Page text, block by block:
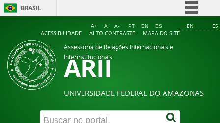
BRASIL
Simplifique!
EN ES
ACESSIBILIDADE ALTO CONTRASTE MAPA DO SITE
A+ A A- PT EN ES
Assessoria de Relações Internacionais e
Interinstitucionais
ARII
UNIVERSIDADE FEDERAL DO AMAZONAS